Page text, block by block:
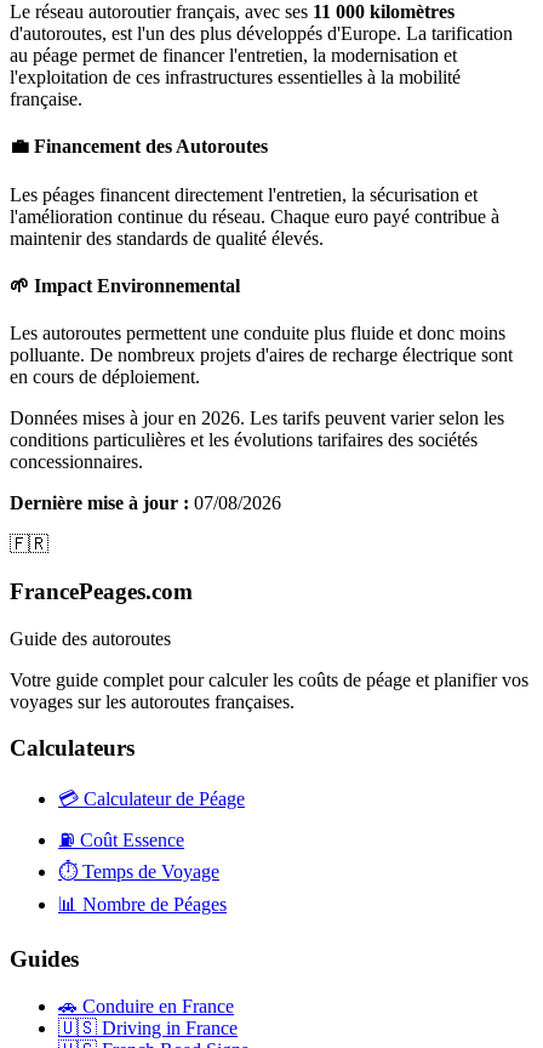
Le réseau autoroutier français, avec ses 11 000 kilomètres
d'autoroutes, est l'un des plus développés d'Europe. La tarification
au péage permet de financer l'entretien, la modernisation et
l'exploitation de ces infrastructures essentielles à la mobilité
française.
💼 Financement des Autoroutes
Les péages financent directement l'entretien, la sécurisation et
l'amélioration continue du réseau. Chaque euro payé contribue à
maintenir des standards de qualité élevés.
🌱 Impact Environnemental
Les autoroutes permettent une conduite plus fluide et donc moins
polluante. De nombreux projets d'aires de recharge électrique sont
en cours de déploiement.
Données mises à jour en 2026. Les tarifs peuvent varier selon les
conditions particulières et les évolutions tarifaires des sociétés
concessionnaires.
Dernière mise à jour : 07/08/2026
🇫🇷
FrancePeages.com
Guide des autoroutes
Votre guide complet pour calculer les coûts de péage et planifier vos
voyages sur les autoroutes françaises.
Calculateurs
💳 Calculateur de Péage
⛽ Coût Essence
⏱️ Temps de Voyage
📊 Nombre de Péages
Guides
🚗 Conduire en France
🇺🇸 Driving in France